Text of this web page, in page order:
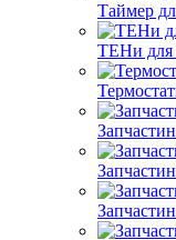
Таймер
ТЕНи для